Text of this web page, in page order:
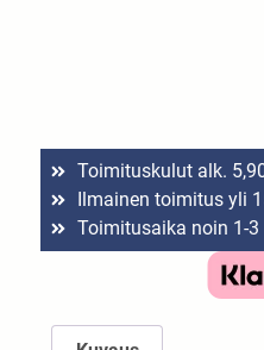
Toimituskulut alk.
Ilmainen toimitus yli
Toimitusaika noin 1-